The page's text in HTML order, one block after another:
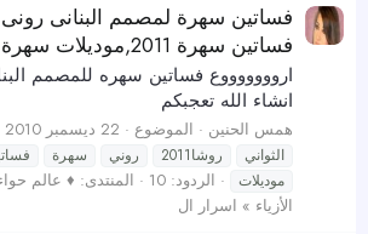
فساتين سهرة 2011,موديلات سهرة 2011
اروووووووع فساتين سهره للمصمم
انشاء الله تعجبكم
همس الحنين الموضوع 22 ديسمبر 2010
الثواني
روشا2011 روني سهرة
موديلات
الردود: 10 المنتدى: ♦ عالم
الأزياء » اسرار ال